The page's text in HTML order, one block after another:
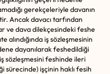
gerekçeleriyle davanın
Ancak davacı tarfından
ve dava dilekçesindeki feshe
alındığında iş sözleşmesinin
dayanılarak feshedildiği
iş sözleşmesini feshinde ileri
sürecinde) işçinin haklı fesih